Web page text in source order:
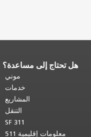
هل تحتاج إلى مساعدة؟
موني
خدمات
المشاريع
التنقل
SF 311
معلومات إقليمية 511